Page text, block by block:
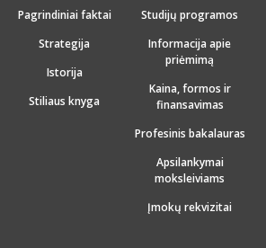
Pagrindiniai faktai
Strategija
Istorija
Stiliaus knyga
Studijų programos
Informacija apie
priėmimą
Kaina, formos ir
finansavimas
Profesinis bakalauras
Apsilankymai
moksleiviams
Įmokų rekvizitai